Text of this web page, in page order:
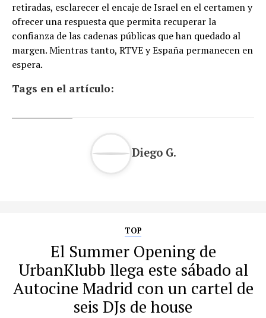
retiradas, esclarecer el encaje de Israel en el certamen y
ofrecer una respuesta que permita recuperar la
confianza de las cadenas públicas que han quedado al
margen. Mientras tanto, RTVE y España permanecen en
espera.
Tags en el artículo:
Diego G.
TOP
El Summer Opening de
UrbanKlubb llega este sábado al
Autocine Madrid con un cartel de
seis DJs de house